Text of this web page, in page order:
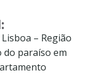
– Região
do paraíso em